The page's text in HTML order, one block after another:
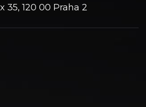
35, 120 00 Praha 2